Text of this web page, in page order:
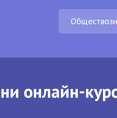
онлайн-